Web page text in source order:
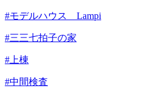
#モデルハウス Lampi
#三三七拍子の家
#上棟
#中間検査